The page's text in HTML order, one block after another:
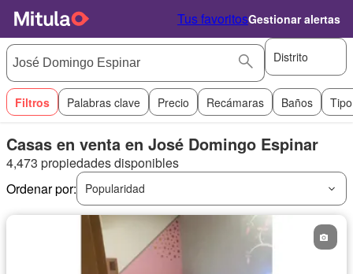
Tus favoritosGestionar alertas
Distrito
Filtros Palabras clave Precio Recámaras Baños
Casas en venta en José Domingo Espinar
4,473 propiedades disponibles
Ordenar por:
Popularidad